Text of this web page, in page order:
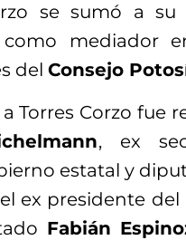
se sumó a su
mediador
del Consejo
Torres Corzo fue
, ex
estatal y
ex presidente del
Fabián